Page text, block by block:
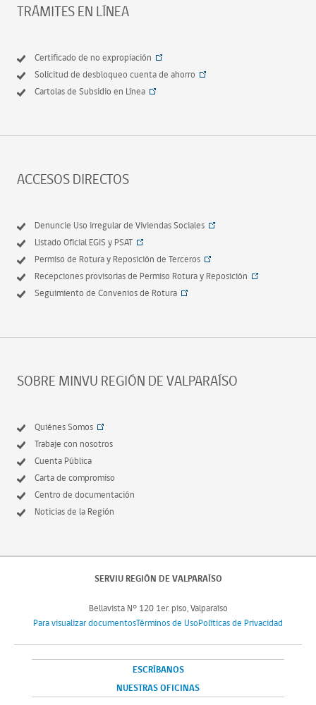
TRÁMITES EN LÍNEA
Certificado de no expropiación
Solicitud de desbloqueo cuenta de ahorro
Cartolas de Subsidio en Línea
ACCESOS DIRECTOS
Denuncie Uso irregular de Viviendas Sociales
Listado Oficial EGIS y PSAT
Permiso de Rotura y Reposición de Terceros
Recepciones provisorias de Permiso Rotura y Reposición
Seguimiento de Convenios de Rotura
SOBRE MINVU REGIÓN DE VALPARAÍSO
Quiénes Somos
Trabaje con nosotros
Cuenta Pública
Carta de compromiso
Centro de documentación
Noticias de la Región
SERVIU REGIÓN DE VALPARAÍSO
Bellavista N° 120 1er. piso, Valparaíso
Para visualizar documentosTérminos de UsoPolíticas de Privacidad
ESCRÍBANOS
NUESTRAS OFICINAS